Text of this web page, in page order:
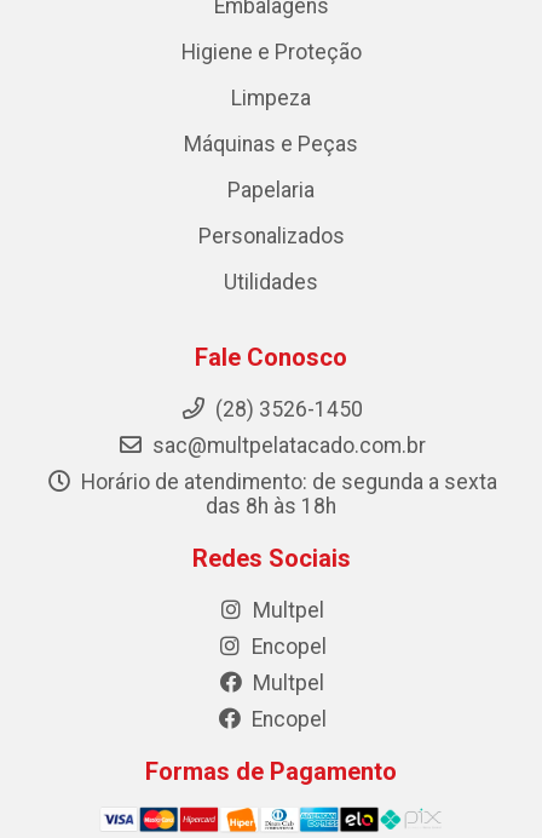
Embalagens
Higiene e Proteção
Limpeza
Máquinas e Peças
Papelaria
Personalizados
Utilidades
Fale Conosco
(28) 3526-1450
sac@multpelatacado.com.br
Horário de atendimento: de segunda a sexta
das 8h às 18h
Redes Sociais
Multpel
Encopel
Multpel
Encopel
Formas de Pagamento